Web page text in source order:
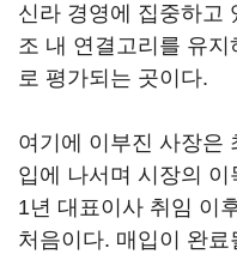
신라 경영에 집중하고
조 내 연결고리를 유
로 평가되는 곳이다.
여기에 이부진 사장은
입에 나서며 시장의
1년 대표이사 취임 이
처음이다. 매입이 완